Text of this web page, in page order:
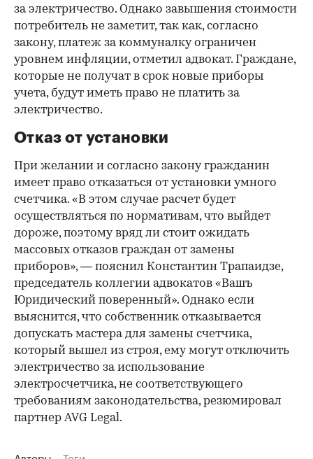
за электричество. Однако завышения стоимости
потребитель не заметит, так как, согласно
закону, платеж за коммуналку ограничен
уровнем инфляции, отметил адвокат. Граждане,
которые не получат в срок новые приборы
учета, будут иметь право не платить за
электричество.
Отказ от установки
При желании и согласно закону гражданин
имеет право отказаться от установки умного
счетчика. «В этом случае расчет будет
осуществляться по нормативам, что выйдет
дороже, поэтому вряд ли стоит ожидать
массовых отказов граждан от замены
приборов», — пояснил Константин Трапаидзе,
председатель коллегии адвокатов «Вашъ
Юридический поверенный». Однако если
выяснится, что собственник отказывается
допускать мастера для замены счетчика,
который вышел из строя, ему могут отключить
электричество за использование
электросчетчика, не соответствующего
требованиям законодательства, резюмировал
партнер AVG Legal.